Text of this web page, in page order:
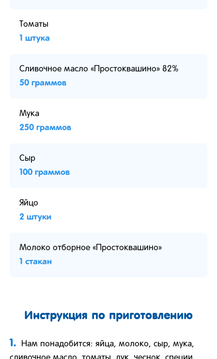
Томаты
1 штука
Сливочное масло «Простоквашино» 82%
50 граммов
Мука
250 граммов
Сыр
100 граммов
Яйцо
2 штуки
Молоко отборное «Простоквашино»
1 стакан
Инструкция по приготовлению
1.
Нам понадобится: яйца, молоко, сыр, мука,